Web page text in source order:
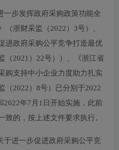
一步发挥政府采购政策功能全
浙财采监（2022）3号）、
进政府采购公平竞争打造最优
（2021）22号））、《浙江省
购支持中小企业力度助力扎实
（2022）8号）已分别于2022
2022年7月1日开始实施，此前
致的，按上述文件要求执行。
于进一步促进政府采购公平竞